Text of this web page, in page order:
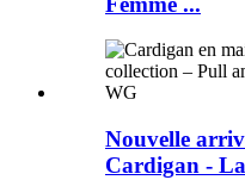
Nouvelle
Cardigan -